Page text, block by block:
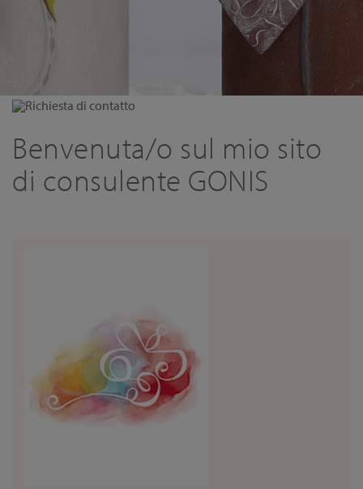
Richiesta di contatto
Benvenuta/o sul mio sito
di consulente GONIS